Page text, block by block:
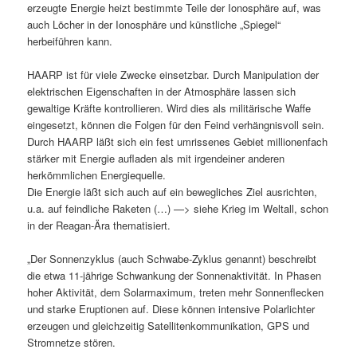
erzeugte Energie heizt bestimmte Teile der Ionosphäre auf, was
auch Löcher in der Ionosphäre und künstliche „Spiegel“
herbeiführen kann.
HAARP ist für viele Zwecke einsetzbar. Durch Manipulation der
elektrischen Eigenschaften in der Atmosphäre lassen sich
gewaltige Kräfte kontrollieren. Wird dies als militärische Waffe
eingesetzt, können die Folgen für den Feind verhängnisvoll sein.
Durch HAARP läßt sich ein fest umrissenes Gebiet millionenfach
stärker mit Energie aufladen als mit irgendeiner anderen
herkömmlichen Energiequelle.
Die Energie läßt sich auch auf ein bewegliches Ziel ausrichten,
u.a. auf feindliche Raketen (…) —> siehe Krieg im Weltall, schon
in der Reagan-Ära thematisiert.
„Der Sonnenzyklus (auch Schwabe-Zyklus genannt) beschreibt
die etwa 11-jährige Schwankung der Sonnenaktivität. In Phasen
hoher Aktivität, dem Solarmaximum, treten mehr Sonnenflecken
und starke Eruptionen auf. Diese können intensive Polarlichter
erzeugen und gleichzeitig Satellitenkommunikation, GPS und
Stromnetze stören.